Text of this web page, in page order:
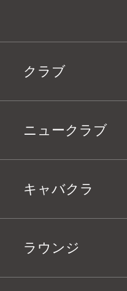
クラブ
ニュークラブ
キャバクラ
ラウンジ